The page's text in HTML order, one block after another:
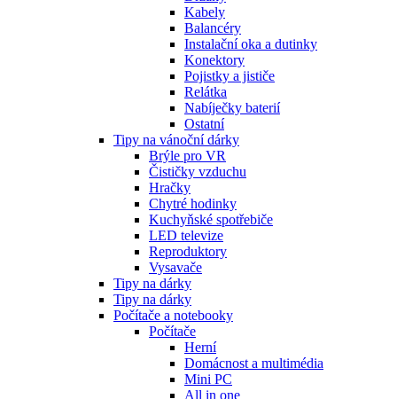
Kabely
Balancéry
Instalační oka a dutinky
Konektory
Pojistky a jističe
Relátka
Nabíječky baterií
Ostatní
Tipy na vánoční dárky
Brýle pro VR
Čističky vzduchu
Hračky
Chytré hodinky
Kuchyňské spotřebiče
LED televize
Reproduktory
Vysavače
Tipy na dárky
Tipy na dárky
Počítače a notebooky
Počítače
Herní
Domácnost a multimédia
Mini PC
All in one